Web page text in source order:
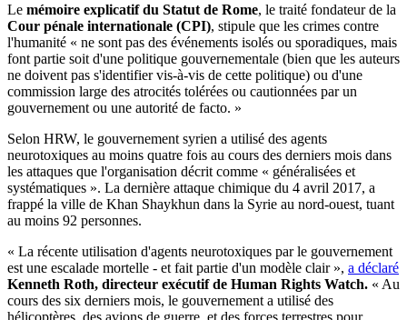
Le mémoire explicatif du Statut de Rome, le traité fondateur de la
Cour pénale internationale (CPI), stipule que les crimes contre
l'humanité « ne sont pas des événements isolés ou sporadiques, mais
font partie soit d'une politique gouvernementale (bien que les auteurs
ne doivent pas s'identifier vis-à-vis de cette politique) ou d'une
commission large des atrocités tolérées ou cautionnées par un
gouvernement ou une autorité de facto. »
Selon HRW, le gouvernement syrien a utilisé des agents
neurotoxiques au moins quatre fois au cours des derniers mois dans
les attaques que l'organisation décrit comme « généralisées et
systématiques ». La dernière attaque chimique du 4 avril 2017, a
frappé la ville de Khan Shaykhun dans la Syrie au nord-ouest, tuant
au moins 92 personnes.
« La récente utilisation d'agents neurotoxiques par le gouvernement
est une escalade mortelle - et fait partie d'un modèle clair », a déclaré
Kenneth Roth, directeur exécutif de Human Rights Watch. « Au
cours des six derniers mois, le gouvernement a utilisé des
hélicoptères, des avions de guerre, et des forces terrestres pour